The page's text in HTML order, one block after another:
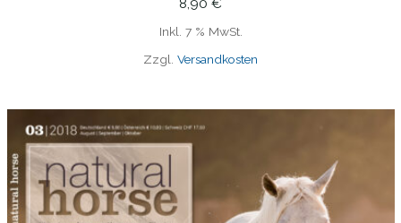
8,90 €
Inkl. 7 % MwSt.
Zzgl. Versandkosten